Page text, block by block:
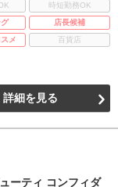
時短勤務OK
店長候補
メ 百貨店
詳細を見る
ーティ コンフィダ